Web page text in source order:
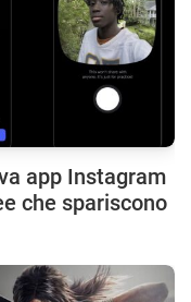
app Instagram
che spariscono